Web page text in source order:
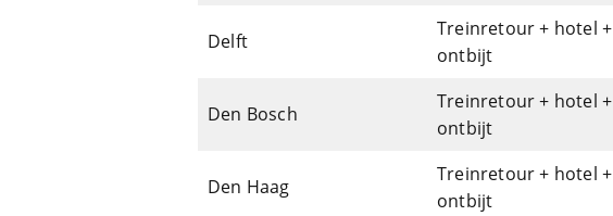
Delft
Treinretour + hotel +
ontbijt
Den Bosch
Treinretour + hotel +
ontbijt
Den Haag
Treinretour + hotel +
ontbijt